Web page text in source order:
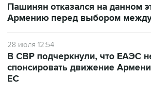
Пашинян отказался на данном
Армению перед выбором
28 июля 12:54
В СВР подчеркнули, что ЕАЭС
спонсировать движение
ЕС